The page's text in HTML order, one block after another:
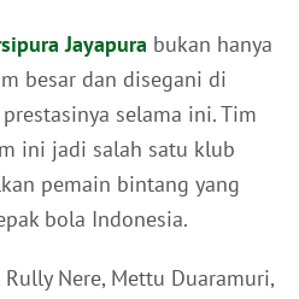
Jayapura bukan hanya
besar dan disegani di
selama ini. Tim
ini jadi salah satu klub
pemain bintang yang
bola Indonesia.
Nere, Mettu Duaramuri,